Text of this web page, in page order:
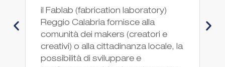
il Fablab (fabrication laboratory)
Reggio Calabria fornisce alla
comunità dei makers (creatori e
creativi) o alla cittadinanza locale, la
possibilità di sviluppare e